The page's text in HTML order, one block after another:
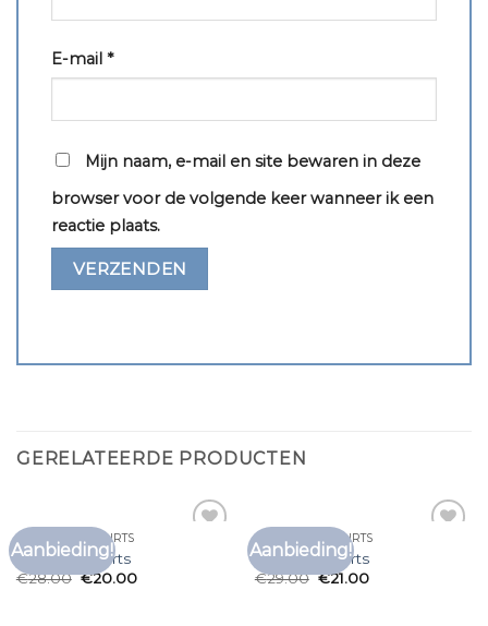
E-mail *
Mijn naam, e-mail en site bewaren in deze
browser voor de volgende keer wanneer ik een
reactie plaats.
GERELATEERDE PRODUCTEN
Aanbieding!
KWALITEIT T SHIRTS
kwaliteit t shirts
€28.00 €20.00
Aanbieding!
KWALITEIT T SHIRTS
kwaliteit t shirts
€29.00 €21.00